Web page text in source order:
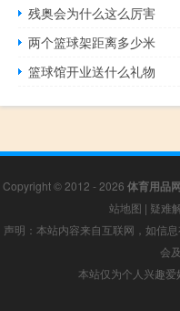
残奥会为什么这么厉害
两个篮球架距离多少米
篮球馆开业送什么礼物
Copyright © 2012 - 2026 体育用品网
站地图 | 疑难
声明：本站内容来自互联网，如信
会
本站仅为个人兴趣